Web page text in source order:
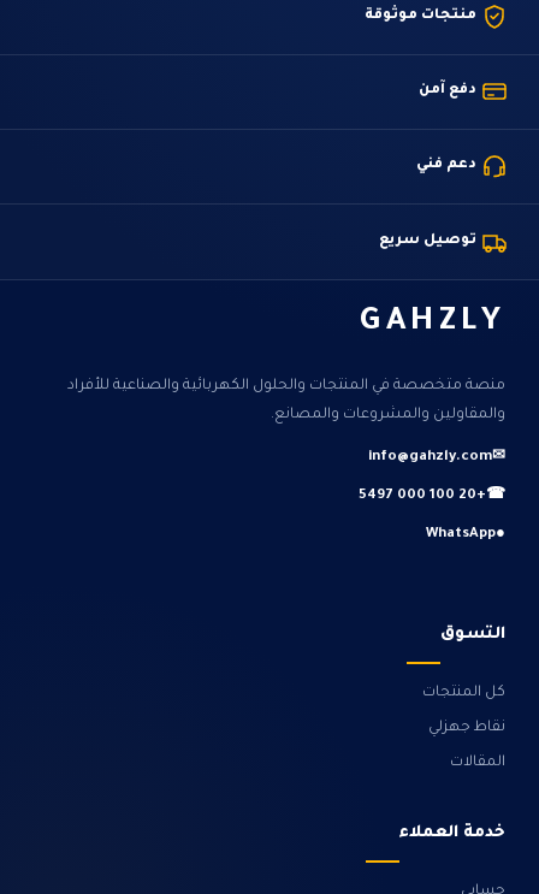
منتجات موثوقة
دفع آمن
دعم فني
توصيل سريع
GAHZLY
منصة متخصصة في المنتجات والحلول الكهربائية والصناعية للأفراد
والمقاولين والمشروعات والمصانع.
✉
info@gahzly.com
☎
+20 100 000 5497
●
WhatsApp
التسوق
كل المنتجات
نقاط جهزلي
المقالات
خدمة العملاء